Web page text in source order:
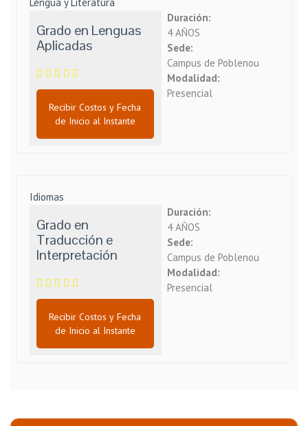
Grado en Lenguas
Aplicadas
Recibir Costos y Fecha
de Inicio al Instante
Duración:
4 AÑOS
Sede:
Campus de Poblenou
Modalidad:
Presencial
Idiomas
Grado en
Traducción e
Interpretación
Recibir Costos y Fecha
de Inicio al Instante
Duración:
4 AÑOS
Sede:
Campus de Poblenou
Modalidad:
Presencial